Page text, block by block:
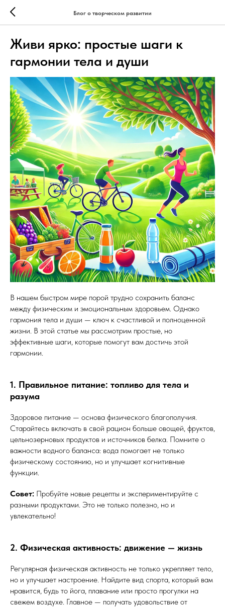
Блог о творческом развитии
Живи ярко: простые шаги к
гармонии тела и души
В нашем быстром мире порой трудно сохранить баланс
между физическим и эмоциональным здоровьем. Однако
гармония тела и души — ключ к счастливой и полноценной
жизни. В этой статье мы рассмотрим простые, но
эффективные шаги, которые помогут вам достичь этой
гармонии.
1. Правильное питание: топливо для тела и
разума
Здоровое питание — основа физического благополучия.
Старайтесь включать в свой рацион больше овощей, фруктов,
цельнозерновых продуктов и источников белка. Помните о
важности водного баланса: вода помогает не только
физическому состоянию, но и улучшает когнитивные
функции.
Совет: Пробуйте новые рецепты и экспериментируйте с
разными продуктами. Это не только полезно, но и
увлекательно!
2. Физическая активность: движение — жизнь
Регулярная физическая активность не только укрепляет тело,
но и улучшает настроение. Найдите вид спорта, который вам
нравится, будь то йога, плавание или просто прогулки на
свежем воздухе. Главное — получать удовольствие от